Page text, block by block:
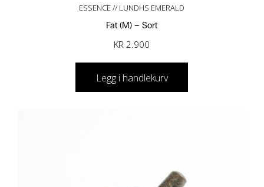
ESSENCE // LUNDHS EMERALD
Fat (M) – Sort
KR 2.900
Legg i handlekurv